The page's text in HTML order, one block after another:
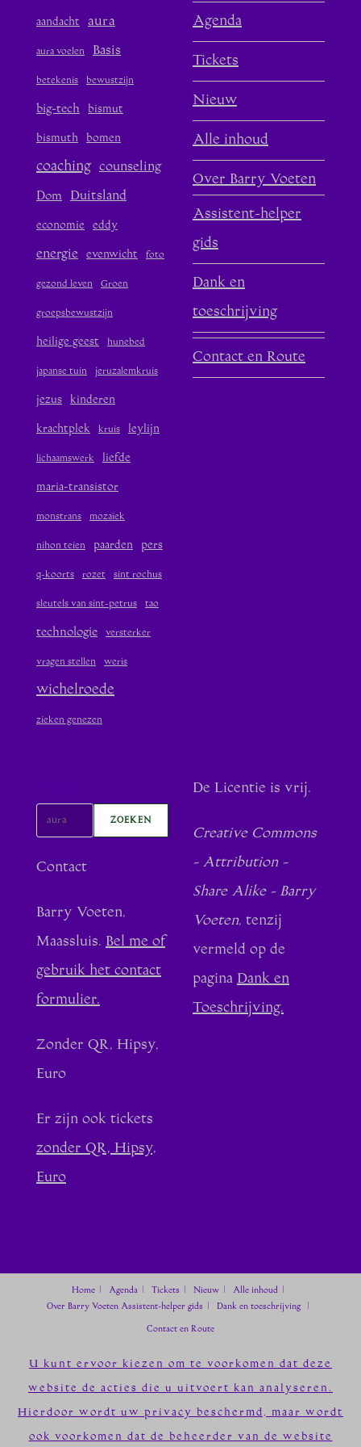
aandacht aura
aura voelen Basis
betekenis bewustzijn
big-tech bismut
bismuth bomen
coaching counseling
Dom Duitsland
economie eddy
energie evenwicht foto
gezond leven Groen
groepsbewustzijn
heilige geest hunebed
japanse tuin jeruzalemkruis
jezus kinderen
krachtplek kruis leylijn
lichaamswerk liefde
maria-transistor
monstrans mozaïek
nihon teien paarden pers
q-koorts rozet sint rochus
sleutels van sint-petrus tao
technologie versterker
vragen stellen weris
wichelroede
zieken genezen
Agenda
Tickets
Nieuw
Alle inhoud
Over Barry Voeten
Assistent-helper
gids
Dank en
toeschrijving
Contact en Route
ZOEKEN
Contact
Barry Voeten,
Maassluis. Bel me of
gebruik het contact
formulier.
Zonder QR, Hipsy,
Euro
Er zijn ook tickets
zonder QR, Hipsy,
Euro
De Licentie is vrij.
Creative Commons
- Attribution -
Share Alike - Barry
Voeten, tenzij
vermeld op de
pagina Dank en
Toeschrijving.
Home Agenda Tickets Nieuw
Alle inhoud
Over Barry Voeten Assistent-helper gids Dank en toeschrijving
Contact en Route
U kunt ervoor kiezen om te voorkomen dat deze
website de acties die u uitvoert kan analyseren.
Hierdoor wordt uw privacy beschermd, maar wordt
ook voorkomen dat de beheerder van de website